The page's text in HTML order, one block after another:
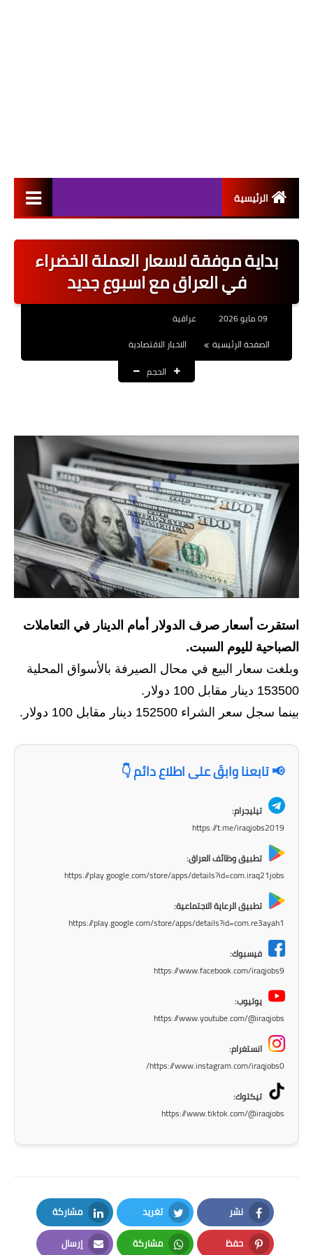
الرئيسية
اخبار القطاع العام
اخبار القطاع الخاص
العقود والاجور اليومية
القروض والسلف
المنح المالية
قطع الاراضي
اخبار العراق
الاخبار السياسية
الاخبار الامنية
المدارس
اخبار وقرارات وزارة التربية
نتائج الامتحانات
المرحلة الاعدادية
المرحلة الابتدائية
المرحلة المتوسطة
بداية موفقة لاسعار العملة الخضراء
في العراق مع اسبوع جديد
عراقية
الصفحة الرئيسية
الاخبار الاقتصادية
الحجم
استقرت أسعار صرف الدولار أمام الدينار في التعاملات
الصباحية لليوم السبت.
وبلغت سعار البيع في محال الصيرفة بالأسواق المحلية
153500 دينار مقابل 100 دولار.
بينما سجل سعر الشراء 152500 دينار مقابل 100 دولار.
📢 تابعنا وابقَ على اطلاع دائم 👇
تيليجرام:
https://t.me/iraqjobs2019
تطبيق وظائف العراق:
https://play.google.com/store/apps/details?id=com.iraq21jobs
تطبيق الرعاية الاجتماعية:
https://play.google.com/store/apps/details?id=com.re3ayah1
فيسبوك:
https://www.facebook.com/iraqjobs9
يوتيوب:
https://www.youtube.com/@iraqjobs
انستغرام:
https://www.instagram.com/iraqjobs0/
تيكتوك:
https://www.tiktok.com/@iraqjobs
نشر
Facebook
تغريد
Twitter
مشاركة
LinkedIn
حفظ مشاركة إرسال